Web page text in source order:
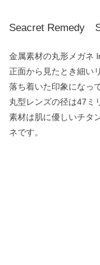
Seacret Remedy
金属素材の丸形メガネ
正面から見たとき細い
落ち着いた印象になっ
丸型レンズの径は47ミ
素材は肌に優しいチタ
ネです。